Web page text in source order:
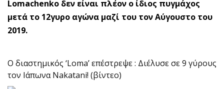
Lomachenko δεν είναι πλέον ο ίδιος πυγμάχος
μετά το 12γυρο αγώνα μαζί του τον Αύγουστο του
2019.
O διαστημικός ‘Loma’ επέστρεψε : Διέλυσε σε 9 γύρους
τον Ιάπωνα Nakatani! (βίντεο)